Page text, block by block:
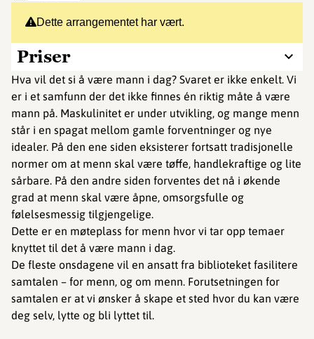
Dette arrangementet har vært.
Priser
Hva vil det si å være mann i dag? Svaret er ikke enkelt. Vi
er i et samfunn der det ikke finnes én riktig måte å være
mann på. Maskulinitet er under utvikling, og mange menn
står i en spagat mellom gamle forventninger og nye
idealer. På den ene siden eksisterer fortsatt tradisjonelle
normer om at menn skal være tøffe, handlekraftige og lite
sårbare. På den andre siden forventes det nå i økende
grad at menn skal være åpne, omsorgsfulle og
følelsesmessig tilgjengelige.
Dette er en møteplass for menn hvor vi tar opp temaer
knyttet til det å være mann i dag.
De fleste onsdagene vil en ansatt fra biblioteket fasilitere
samtalen – for menn, og om menn. Forutsetningen for
samtalen er at vi ønsker å skape et sted hvor du kan være
deg selv, lytte og bli lyttet til.